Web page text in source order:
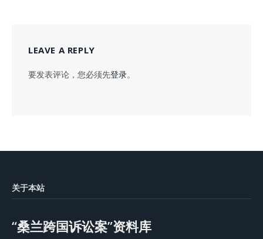
LEAVE A REPLY
要发表评论，您必须先登录。
关于本站
“桑兰跨国诉讼案”资料库